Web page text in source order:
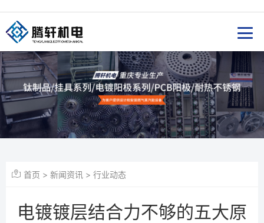
首页 > 新闻资讯 > 行业动态
电镀镀层结合力不够的五大原